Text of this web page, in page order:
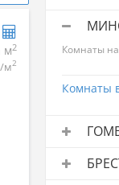
м2
м2
Комнаты
Комнаты